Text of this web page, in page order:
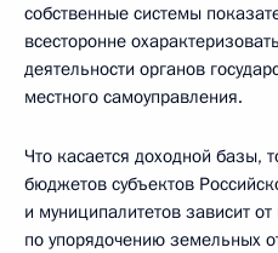
собственные системы
всесторонне
деятельности органов
местного самоуправления.
Что касается доходной базы,
бюджетов субъектов
и муниципалитетов зависит
по упорядочению земельных